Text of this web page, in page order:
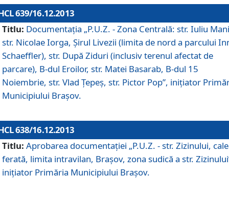
639/16.12.2013
Titlu: Documentaţia „P.U.Z. - Zona Centrală: str. Iuliu
str. Nicolae Iorga, Şirul Livezii (limita de nord a parcului
Schaeffler), str. După Ziduri (inclusiv terenul afectat de
parcare), B-dul Eroilor, str. Matei Basarab, B-dul 15
Noiembrie, str. Vlad Ţepeş, str. Pictor Pop”, iniţiator
Municipiului Braşov.
638/16.12.2013
Titlu: Aprobarea documentaţiei „P.U.Z. - str. Zizinului,
ferată, limita intravilan, Braşov, zona sudică a str.
iniţiator Primăria Municipiului Braşov.